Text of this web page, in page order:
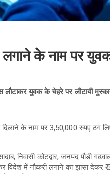
लगाने के नाम पर
लौटाकर युवक के चेहरे पर लौटायी
दिलाने के नाम पर 3,50,000 रुपए ठग
निवासी कोटद्वार, जनपद पौड़ी
विदेश में नौकरी लगाने का झांसा